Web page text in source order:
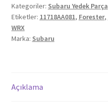
08/10
Outback
08/10
STI
Kayış
Kategoriler: Subaru Yedek Parça
Etiketler: 11718AA081, Forester,
WRX
Marka: Subaru
Açıklama